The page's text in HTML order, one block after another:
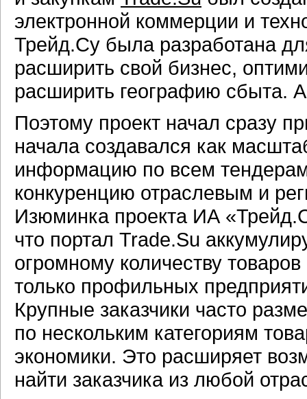
электронной коммерции и
Трейд.Су была разработана
расширить свой бизнес,
расширить географию сбыта.
Поэтому проект начал сразу
начала создавался как
информацию по всем
конкуренцию отраслевым и
Изюминка проекта ИА
что портал Trade.Su
огромному количеству
только профильных
Крупные заказчики часто
по нескольким категориям
экономики. Это расширяет
найти заказчика из любой